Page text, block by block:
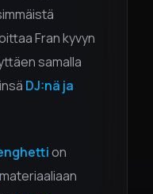
Fran kyvyn
samalla
DJ:nä ja
on
materiaaliaan